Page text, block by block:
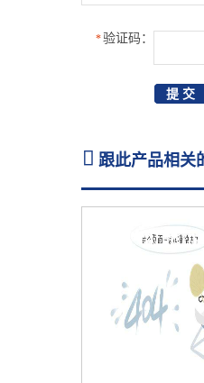
*验证码：
 跟此产品相关